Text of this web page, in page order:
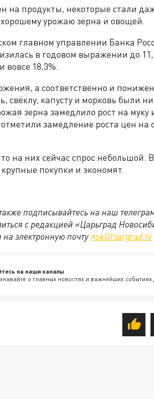
на продукты, некоторые стали
урожаю зерна и овощей.
главном управлении Банка
в годовом выражении до
вовсе 18,3%.
а соответственно и
свёклу, капусту и морковь были
зерна замедлило рост на муку
замедление роста цен на
на них сейчас спрос небольшой.
покупки и экономят.
подписывайтесь на наш
с редакцией «Царьград
электронную почту nsk@tsargrad.tv
на наши каналы
о главных новостях и важнейших событиях